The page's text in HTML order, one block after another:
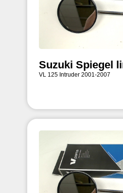
Suzuki Spiegel
VL 125 Intruder 2001-2007